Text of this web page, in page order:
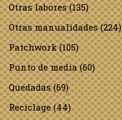
Otras labores(135)
Otras manualidades(224)
Patchwork(105)
Punto de media(60)
Quedadas(69)
Reciclage(44)